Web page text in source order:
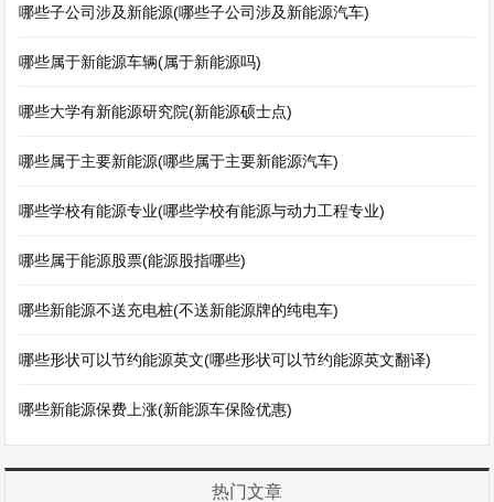
哪些子公司涉及新能源(哪些子公司涉及新能源汽车)
哪些属于新能源车辆(属于新能源吗)
哪些大学有新能源研究院(新能源硕士点)
哪些属于主要新能源(哪些属于主要新能源汽车)
哪些学校有能源专业(哪些学校有能源与动力工程专业)
哪些属于能源股票(能源股指哪些)
哪些新能源不送充电桩(不送新能源牌的纯电车)
哪些形状可以节约能源英文(哪些形状可以节约能源英文翻译)
哪些新能源保费上涨(新能源车保险优惠)
热门文章